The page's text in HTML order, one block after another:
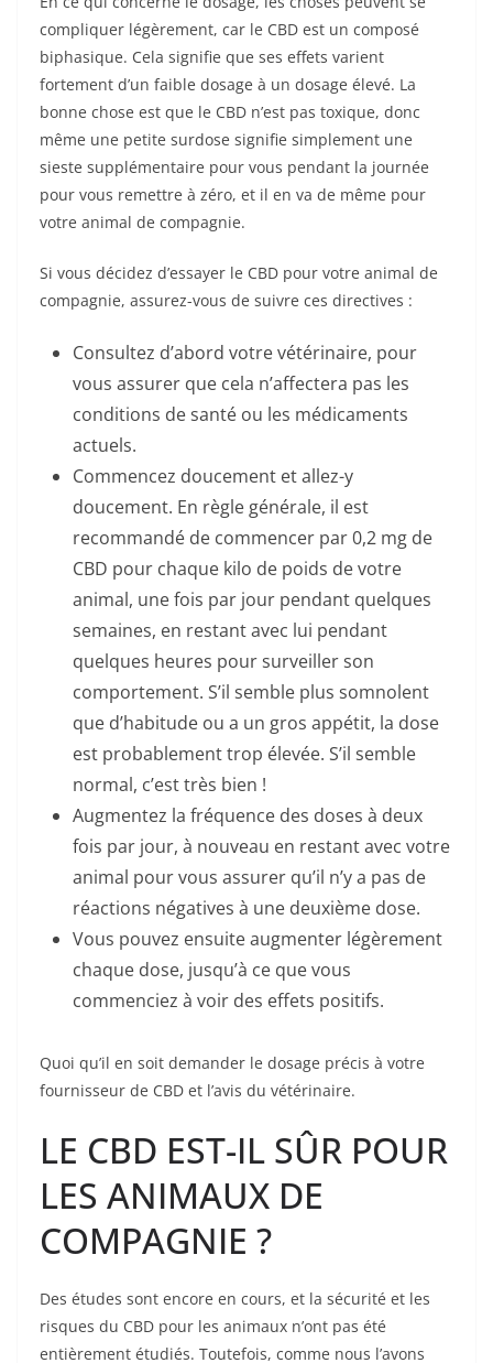
compliquer légèrement, car le CBD est un composé
biphasique. Cela signifie que ses effets varient
fortement d’un faible dosage à un dosage élevé. La
bonne chose est que le CBD n’est pas toxique, donc
même une petite surdose signifie simplement une
sieste supplémentaire pour vous pendant la journée
pour vous remettre à zéro, et il en va de même pour
votre animal de compagnie.
Si vous décidez d’essayer le CBD pour votre animal de
compagnie, assurez-vous de suivre ces directives :
Consultez d’abord votre vétérinaire, pour
vous assurer que cela n’affectera pas les
conditions de santé ou les médicaments
actuels.
Commencez doucement et allez-y
doucement. En règle générale, il est
recommandé de commencer par 0,2 mg de
CBD pour chaque kilo de poids de votre
animal, une fois par jour pendant quelques
semaines, en restant avec lui pendant
quelques heures pour surveiller son
comportement. S’il semble plus somnolent
que d’habitude ou a un gros appétit, la dose
est probablement trop élevée. S’il semble
normal, c’est très bien !
Augmentez la fréquence des doses à deux
fois par jour, à nouveau en restant avec votre
animal pour vous assurer qu’il n’y a pas de
réactions négatives à une deuxième dose.
Vous pouvez ensuite augmenter légèrement
chaque dose, jusqu’à ce que vous
commenciez à voir des effets positifs.
Quoi qu’il en soit demander le dosage précis à votre
fournisseur de CBD et l’avis du vétérinaire.
LE CBD EST-IL SÛR POUR
LES ANIMAUX DE
COMPAGNIE ?
Des études sont encore en cours, et la sécurité et les
risques du CBD pour les animaux n’ont pas été
entièrement étudiés. Toutefois, comme nous l’avons